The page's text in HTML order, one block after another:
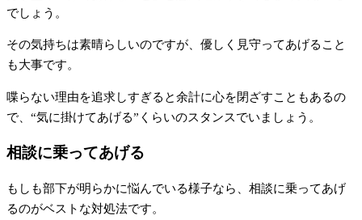
でしょう。
その気持ちは素晴らしいのですが、優しく見守ってあげること
も大事です。
喋らない理由を追求しすぎると余計に心を閉ざすこともあるの
で、“気に掛けてあげる”くらいのスタンスでいましょう。
相談に乗ってあげる
もしも部下が明らかに悩んでいる様子なら、相談に乗ってあげ
るのがベストな対処法です。